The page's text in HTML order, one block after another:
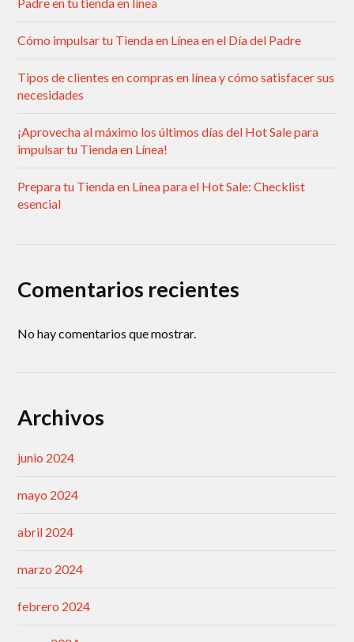
Padre en tu tienda en línea
Cómo impulsar tu Tienda en Línea en el Día del Padre
Tipos de clientes en compras en línea y cómo satisfacer sus
necesidades
¡Aprovecha al máximo los últimos días del Hot Sale para
impulsar tu Tienda en Línea!
Prepara tu Tienda en Línea para el Hot Sale: Checklist
esencial
Comentarios recientes
No hay comentarios que mostrar.
Archivos
junio 2024
mayo 2024
abril 2024
marzo 2024
febrero 2024